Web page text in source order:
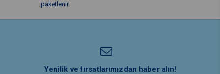
paketlenir.
Yenilik ve fırsatlarımızdan haber alın!